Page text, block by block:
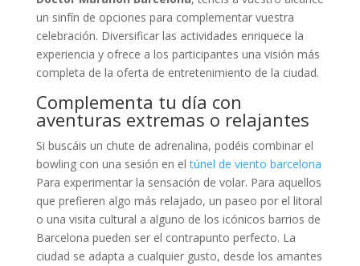
un sinfín de opciones para complementar vuestra
celebración. Diversificar las actividades enriquece la
experiencia y ofrece a los participantes una visión más
completa de la oferta de entretenimiento de la ciudad.
Complementa tu día con
aventuras extremas o relajantes
Si buscáis un chute de adrenalina, podéis combinar el
bowling con una sesión en eltúnel de viento barcelona
Para experimentar la sensación de volar. Para aquellos
que prefieren algo más relajado, un paseo por el litoral
o una visita cultural a alguno de los icónicos barrios de
Barcelona pueden ser el contrapunto perfecto. La
ciudad se adapta a cualquier gusto, desde los amantes